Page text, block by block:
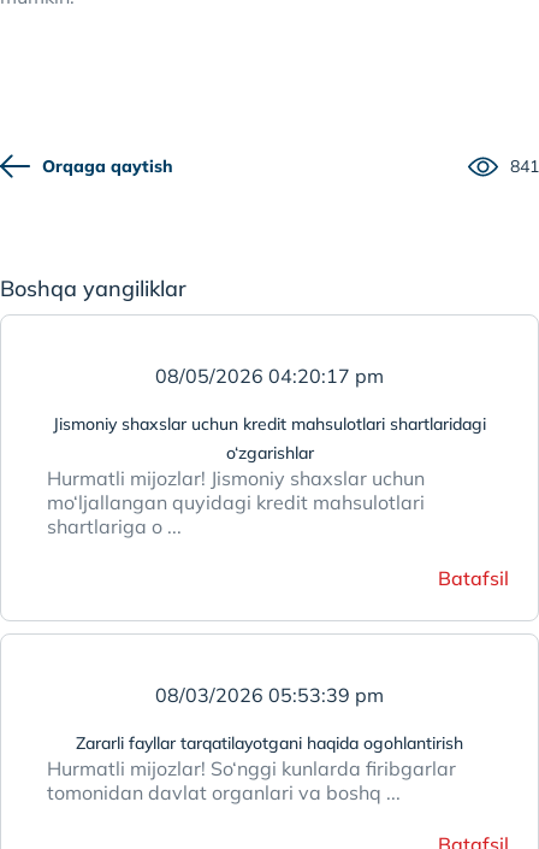
Orqaga qaytish 841
Boshqa yangiliklar
08/05/2026 04:20:17 pm
Jismoniy shaxslar uchun kredit mahsulotlari shartlaridagi
o‘zgarishlar
Hurmatli mijozlar! Jismoniy shaxslar uchun
mo‘ljallangan quyidagi kredit mahsulotlari
shartlariga o ...
Batafsil
08/03/2026 05:53:39 pm
Zararli fayllar tarqatilayotgani haqida ogohlantirish
Hurmatli mijozlar! So‘nggi kunlarda firibgarlar
tomonidan davlat organlari va boshq ...
Batafsil